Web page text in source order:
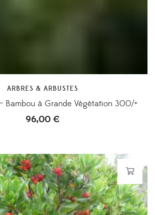
ARBRES & ARBUSTES
Bambou à Grande Végétation 300/+
96,00 €